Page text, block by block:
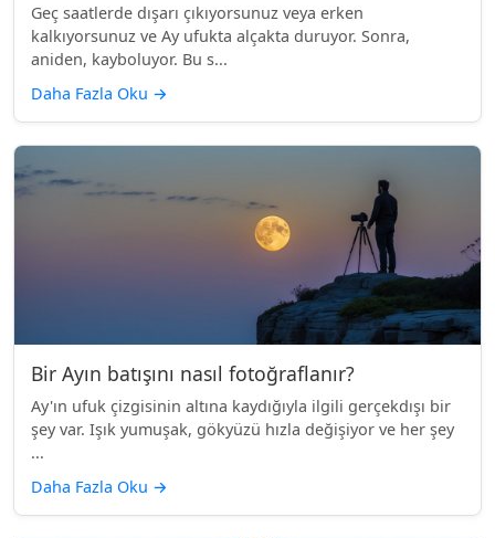
Geç saatlerde dışarı çıkıyorsunuz veya erken
kalkıyorsunuz ve Ay ufukta alçakta duruyor. Sonra,
aniden, kayboluyor. Bu s...
Daha Fazla Oku →
Bir Ayın batışını nasıl fotoğraflanır?
Ay'ın ufuk çizgisinin altına kaydığıyla ilgili gerçekdışı bir
şey var. Işık yumuşak, gökyüzü hızla değişiyor ve her şey
...
Daha Fazla Oku →